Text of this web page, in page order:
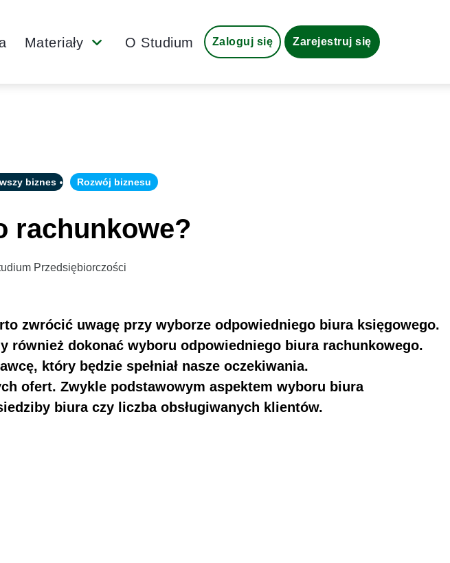
Materiały SubmenuO Studium Zaloguj się Zarejestruj się
biznes Rozwój biznesu
rachunkowe?
Przedsiębiorczości
zwrócić uwagę przy wyborze odpowiedniego biura księgowego.
również dokonać wyboru odpowiedniego biura rachunkowego.
który będzie spełniał nasze oczekiwania.
ofert. Zwykle podstawowym aspektem wyboru biura
biura czy liczba obsługiwanych klientów.